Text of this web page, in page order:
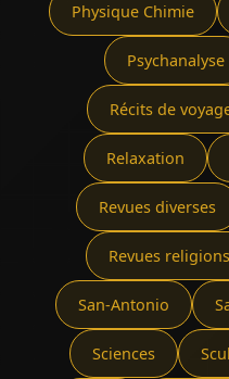
Physique Chimie
Psychanalyse
Récits de
Relaxation
Revues diverses
Revues religions
San-Antonio
Sciences